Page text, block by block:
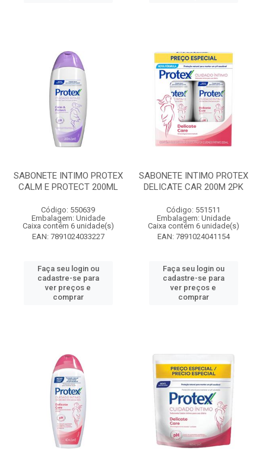
SABONETE INTIMO PROTEX
CALM E PROTECT 200ML
Código: 550639
Embalagem: Unidade
Caixa contém 6 unidade(s)
EAN: 7891024033227
Faça seu login ou
cadastre-se para
ver preços e
comprar
SABONETE INTIMO PROTEX
DELICATE CAR 200M 2PK
Código: 551511
Embalagem: Unidade
Caixa contém 6 unidade(s)
EAN: 7891024041154
Faça seu login ou
cadastre-se para
ver preços e
comprar